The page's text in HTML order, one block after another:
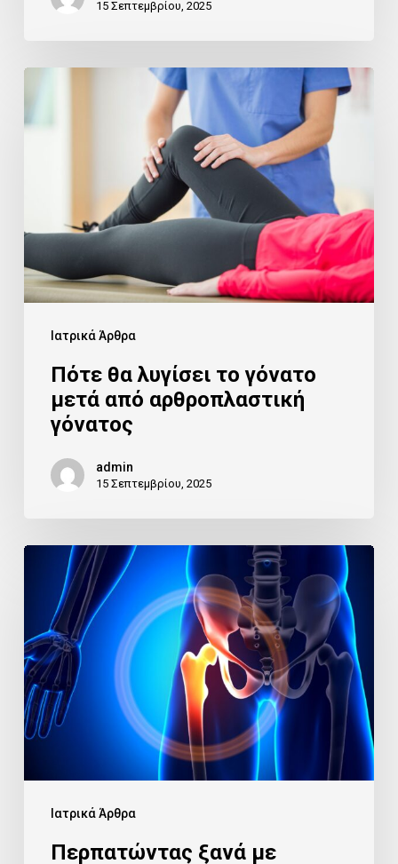
15 Σεπτεμβρίου, 2025
Ιατρικά Άρθρα
αρθροπλαστική
γόνατος
Πότε θα λυγίσει το γόνατο
μετά από αρθροπλαστική
γόνατος
admin
15 Σεπτεμβρίου, 2025
Ιατρικά Άρθρα
Περπατώντας
ασφάλεια
μετά
από
Αρθροπλαστική
Περπατώντας ξανά με